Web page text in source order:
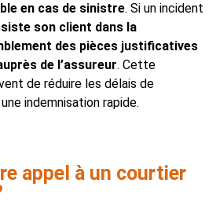
en cas de sinistre. Si un incident
son client dans la
des pièces justificatives
de l’assureur. Cette
de réduire les délais de
indemnisation rapide.
appel à un courtier